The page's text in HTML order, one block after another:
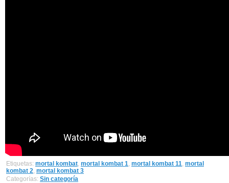
Etiquetas: mortal kombat mortal kombat 1 mortal kombat 11 mortal
kombat 2 mortal kombat 3
Categorías: Sin categoría